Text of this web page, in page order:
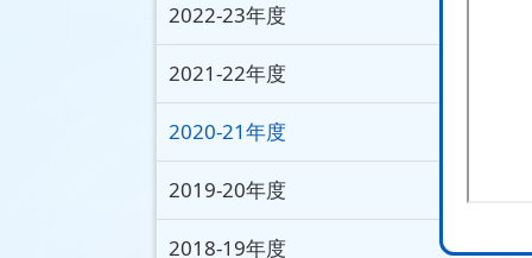
2022-23年度
2021-22年度
2020-21年度
2019-20年度
2018-19年度